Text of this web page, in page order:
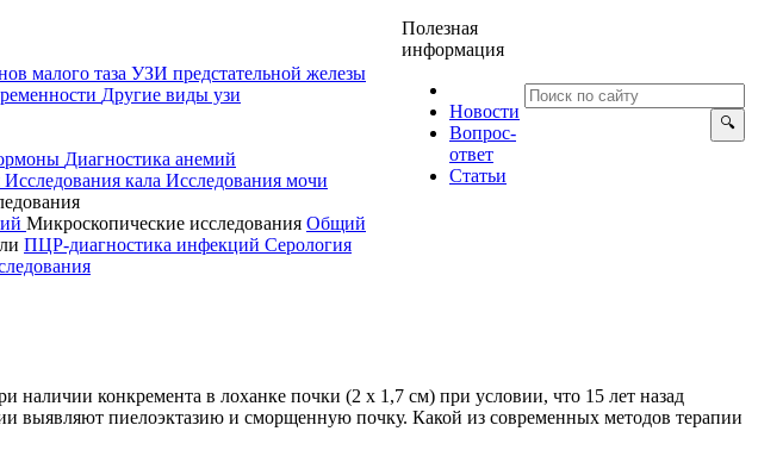
малого таза УЗИ предстательной железы
Другие виды узи
Диагностика анемий
Исследования кала Исследования мочи
Микроскопические исследования Общий
ПЦР-диагностика инфекций Серология
Полезная
информация
Новости
опрос-
ответ
Статьи
конкремента в лоханке почки (2 х 1,7 см) при условии, что 15 лет назад
выявляют пиелоэктазию и сморщенную почку. Какой из современных методов терапии